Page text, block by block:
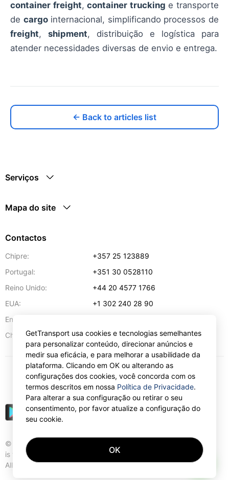
container freight,container trucking e transporte
de cargointernacional, simplificando processos de
freight, shipment, distribuição e logística para
atender necessidades diversas de envio e entrega.
← Back to articles list
Serviços
Mapa do site
Contactos
Chipre:
+357 25 123889
Portugal:
+351 30 0528110
Reino Unido:
+44 20 4577 1766
EUA:
+1 302 240 28 90
Endereço de e-mail:
Chipre:
57 Spyrou Kyprianou,Lárnaca 6051
© Gettransport International Limited. GetTransport®
is trademark of Gettransport International Limited.
All rights reserved.
EUR
GetTransport usa cookies e tecnologias semelhantes
para personalizar conteúdo, direcionar anúncios e
medir sua eficácia, e para melhorar a usabilidade da
plataforma. Clicando em OK ou alterando as
configurações dos cookies, você concorda com os
termos descritos em nossa Política de Privacidade.
Para alterar a sua configuração ou retirar o seu
consentimento, por favor atualize a configuração do
seu cookie.
OK
AI